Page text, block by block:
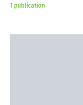
1 publication